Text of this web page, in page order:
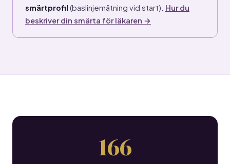
smärtprofil (baslinjemätning vid start). Hur du
beskriver din smärta för läkaren →
166